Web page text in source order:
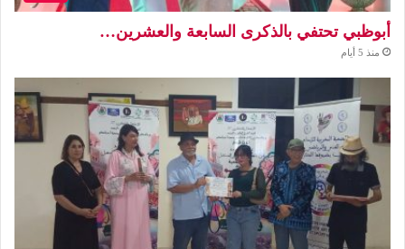
أبوظبي تحتفي بالذكرى السابعة والعشرين…
منذ 5 أيام